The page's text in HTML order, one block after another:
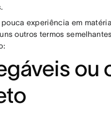
pouca experiência em
outros termos
ou